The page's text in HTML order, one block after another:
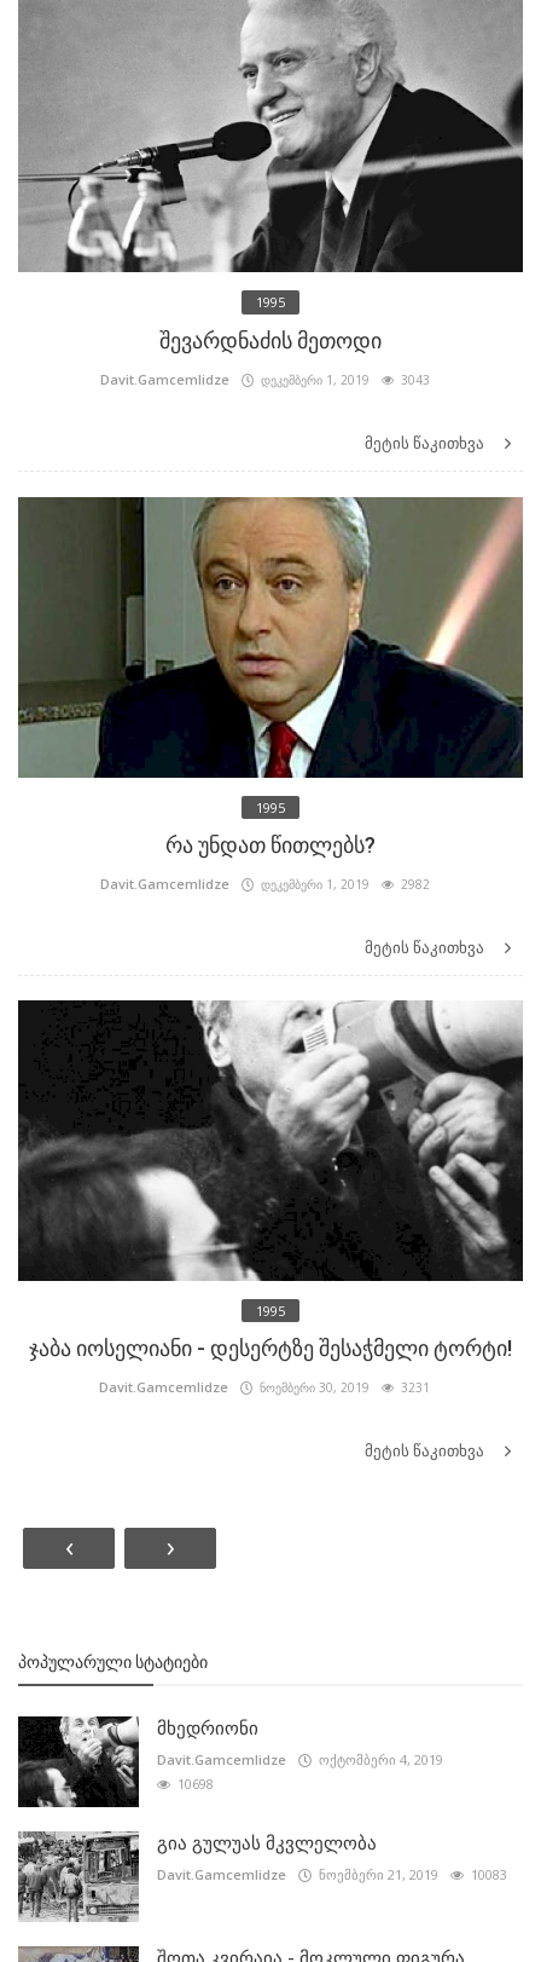
1995
შევარდნაძის მეთოდი
Davit.Gamcemlidze დეკემბერი 1, 2019 3043
მეტის წაკითხვა
1995
რა უნდათ წითლებს?
Davit.Gamcemlidze დეკემბერი 1, 2019 2982
მეტის წაკითხვა
1995
ჯაბა იოსელიანი - დესერტზე შესაჭმელი ტორტი!
Davit.Gamcemlidze ნოემბერი 30, 2019 3231
მეტის წაკითხვა
‹ ›
ᲞᲝᲞᲣᲚᲐᲠᲣᲚᲘ ᲡᲢᲐᲢᲘᲔᲑᲘ
მხედრიონი
Davit.Gamcemlidze
ოქტომბერი 4, 2019
10698
გია გულუას მკვლელობა
Davit.Gamcemlidze ნოემბერი 21, 2019 10083